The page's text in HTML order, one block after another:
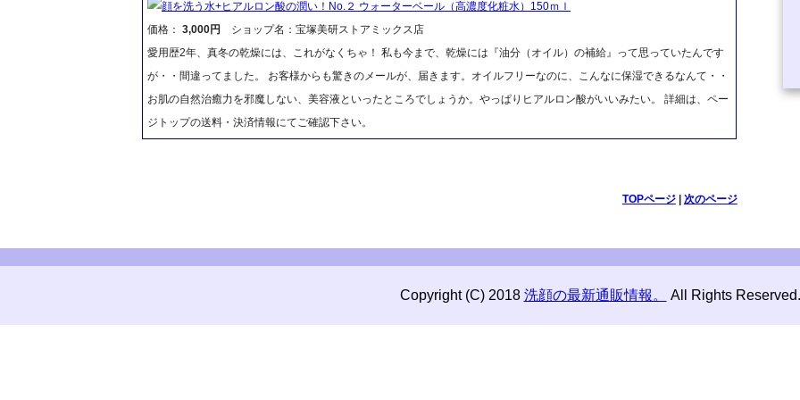
顔を洗う水+ヒアルロン酸の潤い！No.２ ウォーターベール（高濃度化粧水）150ｍｌ
価格： 3,000円
ショップ名：宝塚美研ストアミックス店
愛用歴2年、真冬の乾燥には、これがなくちゃ！ 私も今まで、乾燥には『油分（オイル）の補給』って思っていたんです
が・・間違ってました。 お客様からも驚きのメールが、届きます。オイルフリーなのに、こんなに保湿できるなんて・・
お肌の自然治癒力を邪魔しない、美容液といったところでしょうか。やっぱりヒアルロン酸がいいみたい。 詳細は、ペー
ジトップの送料・決済情報にてご確認下さい。
TOPページ| 次のページ
Copyright (C) 2018 洗顔の最新通販情報。 All Rights Reserved.